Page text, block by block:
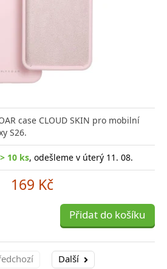
case CLOUD SKIN pro mobilní
S26.
10 ks, odešleme v úterý 11. 08.
169 Kč
Přidat do košíku
Další